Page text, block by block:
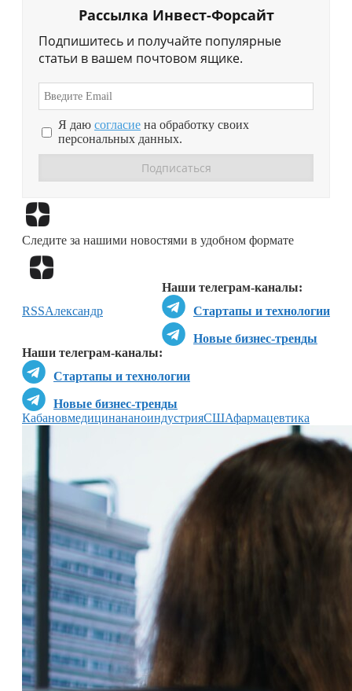
Рассылка Инвест-Форсайт
Подпишитесь и получайте популярные
статьи в вашем почтовом ящике.
Я даю согласие на обработку своих
персональных данных.
Следите за нашими новостями в удобном формате
Наши телеграм-каналы:
Стартапы и технологии
Новые бизнес-тренды
Наши телеграм-каналы:
Стартапы и технологии
Новые бизнес-тренды
RSSАлександр
КабановмедицинананоиндустрияСШАфармацевтика